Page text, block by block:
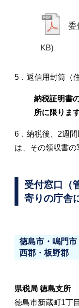
委
KB)
5．返信用封筒（
納税証明書
所に限ります
6．納税後、2週
は、その領収書の
受付窓口（
寄りの庁舎
徳島市・鳴門
西郡・板野郡
県税局 徳島支所
徳島市新蔵町1丁